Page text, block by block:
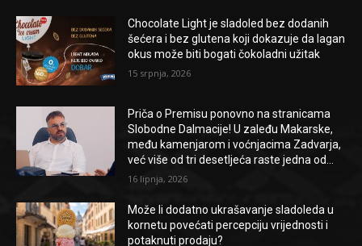
Chocolate Light je sladoled bez dodanih
šećera i bez glutena koji dokazuje da lagan
okus može biti bogati čokoladni užitak
15 srpnja, 2026
Priča o Premisu ponovno na stranicama
Slobodne Dalmacije! U zaleđu Makarske,
među kamenjarom i voćnjacima Zadvarja,
već više od tri desetljeća raste jedna od...
16 lipnja, 2026
Može li dodatno ukrašavanje sladoleda u
kornetu povećati percepciju vrijednosti i
potaknuti prodaju?